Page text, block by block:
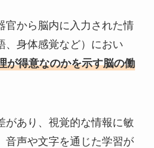
官から脳内に入力された情
、身体感覚など）におい
が得意なのかを示す脳の働
があり、視覚的な情報に敏
音声や文字を通じた学習が